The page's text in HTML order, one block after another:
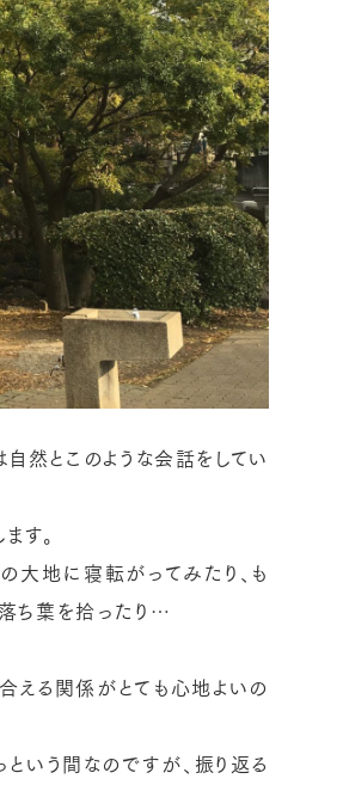
然とこのような会話をしてい
す。
大地に寝転がってみたり、も
ち葉を拾ったり…
える関係がとても心地よいの
いう間なのですが、振り返る